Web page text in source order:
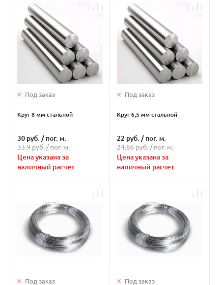
Под заказ
Круг 8 мм стальной
30 руб. / пог. м.
33.9 руб. /пог. м.
Цена указана за
наличный расчет
Под заказ
Круг 6,5 мм стальной
22 руб. / пог. м.
24.86 руб. /пог. м.
Цена указана за
наличный расчет
Под заказ Под заказ